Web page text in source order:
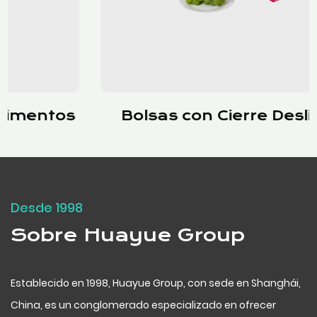
Bolsas con Cierre Deslizante
Desde 1998
Sobre Huayue Group
Establecido en 1998, Huayue Group, con sede en Shanghái,
China, es un conglomerado especializado en ofrecer